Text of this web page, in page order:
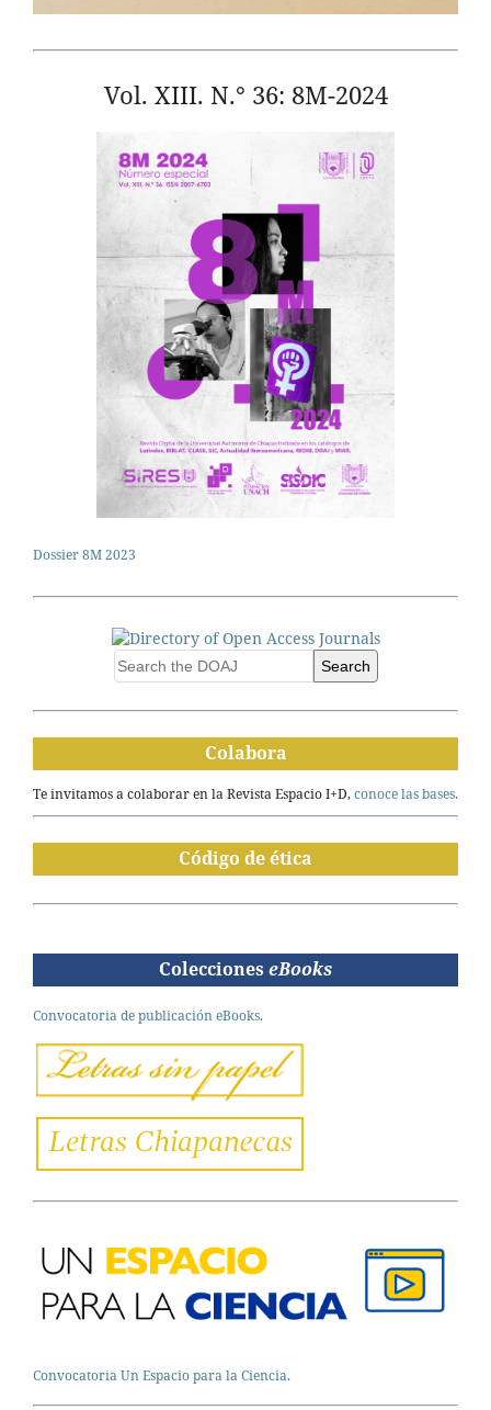
Vol. XIII. N.° 36: 8M-2024
Dossier 8M 2023
Search
Colabora
Te invitamos a colaborar en la Revista Espacio I+D,conoce las bases.
Código de ética
Colecciones eBooks
Convocatoria de publicación eBooks.
Convocatoria Un Espacio para la Ciencia.